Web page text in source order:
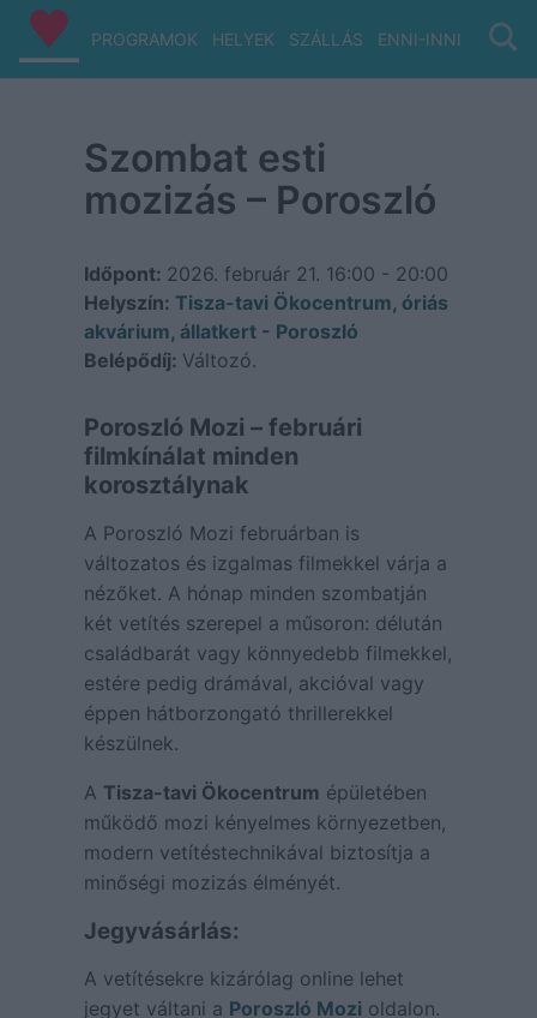
PROGRAMOK HELYEK SZÁLLÁS ENNI-INNI VIZ/
Szombat esti
mozizás – Poroszló
Időpont: 2026. február 21. 16:00 - 20:00
Helyszín: Tisza-tavi Ökocentrum, óriás
akvárium, állatkert - Poroszló
Belépődíj: Változó.
Poroszló Mozi – februári
filmkínálat minden
korosztálynak
A Poroszló Mozi februárban is
változatos és izgalmas filmekkel várja a
nézőket. A hónap minden szombatján
két vetítés szerepel a műsoron: délután
családbarát vagy könnyedebb filmekkel,
estére pedig drámával, akcióval vagy
éppen hátborzongató thrillerekkel
készülnek.
A Tisza-tavi Ökocentrum épületében
működő mozi kényelmes környezetben,
modern vetítéstechnikával biztosítja a
minőségi mozizás élményét.
Jegyvásárlás:
A vetítésekre kizárólag online lehet
jegyet váltani a Poroszló Mozi oldalon.